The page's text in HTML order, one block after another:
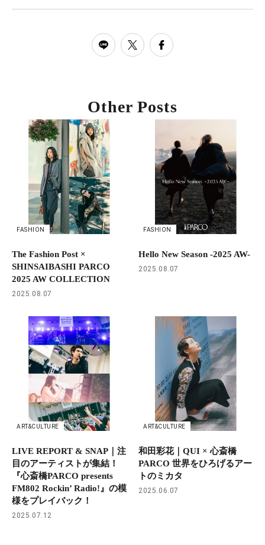
Other Posts
FASHION
The Fashion Post ×
SHINSAIBASHI PARCO
2025 AW COLLECTION
2025.08.07
FASHION
Hello New Season -2025 AW-
2025.08.07
ART&CULTURE
LIVE REPORT & SNAP｜注
目のアーティストが集結！
『心斎橋PARCO presents
FM802 Rockin’ Radio!』の模
様をプレイバック！
2025.07.12
ART&CULTURE
和田彩花｜QUI × 心斎橋
PARCO 世界をひろげるアー
トのミカタ
2025.06.07